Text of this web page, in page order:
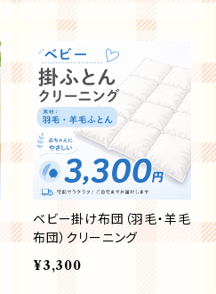
ベビー掛け布団（羽毛・羊毛
布団）クリーニング
¥3,300